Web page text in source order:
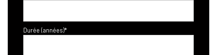
Durée (années)*